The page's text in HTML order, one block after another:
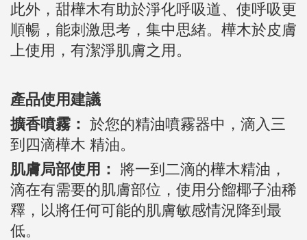
此外，甜樺木有助於淨化呼吸道、使呼吸更
順暢，能刺激思考，集中思緒。樺木於皮膚
上使用，有潔淨肌膚之用。
產品使用建議
擴香噴霧： 於您的精油噴霧器中，滴入三
到四滴樺木 精油。
肌膚局部使用： 將一到二滴的樺木精油，
滴在有需要的肌膚部位，使用分餾椰子油稀
釋，以將任何可能的肌膚敏感情況降到最
低。